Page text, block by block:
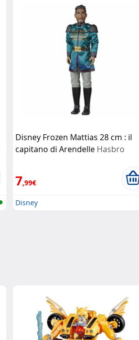
Disney Frozen Mattias 28 cm : il
capitano di Arendelle Hasbro
7,99€
Disney